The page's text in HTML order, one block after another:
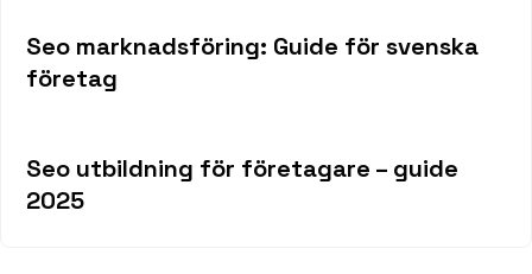
Seo marknadsföring: Guide för svenska
företag
Seo utbildning för företagare – guide
2025